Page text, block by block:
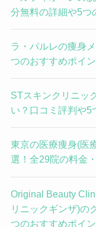
分無料の詳細や5つ
ラ・パルレの痩身
つのおすすめポイ
STスキンクリニッ
い？口コミ評判や5
東京の医療痩身(医
選！全29院の料金
Original Beauty
リニックギンザ)の
つのおすすめポイ